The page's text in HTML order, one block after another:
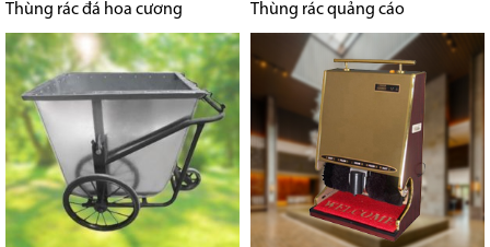
Thùng rác đá hoa cương Thùng rác quảng cáo